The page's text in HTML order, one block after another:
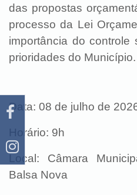
das propostas
processo da Lei
importância do controle
prioridades do Município.
Data: 08 de julho de
Horário: 9h
Local: Câmara
Balsa Nova